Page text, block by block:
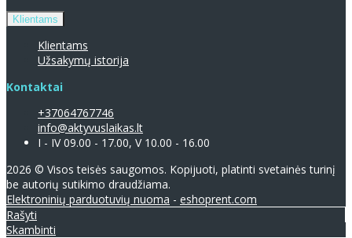
Klientams
Klientams
Užsakymų istorija
Kontaktai
+37064767746
info@aktyvuslaikas.lt
I - IV 09.00 - 17.00, V 10.00 - 16.00
2026 © Visos teisės saugomos. Kopijuoti, platinti svetainės turinį
be autorių sutikimo draudžiama.
Elektroninių parduotuvių nuoma - eshoprent.com
Rašyti
Skambinti